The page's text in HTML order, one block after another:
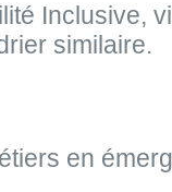
Inclusive,
similaire.
en